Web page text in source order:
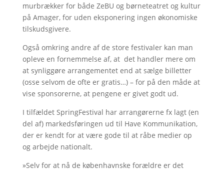
murbrækker for både ZeBU og børneteatret og kultur
på Amager, for uden eksponering ingen økonomiske
tilskudsgivere.
Også omkring andre af de store festivaler kan man
opleve en fornemmelse af, at det handler mere om
at synliggøre arrangementet end at sælge billetter
(osse selvom de ofte er gratis…) – for på den måde at
vise sponsorerne, at pengene er givet godt ud.
I tilfældet SpringFestival har arrangørerne fx lagt (en
del af) markedsføringen ud til Have Kommunikation,
der er kendt for at være gode til at råbe medier op
og arbejde nationalt.
»Selv for at nå de københavnske forældre er det